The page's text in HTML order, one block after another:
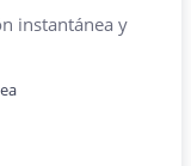
instantánea y